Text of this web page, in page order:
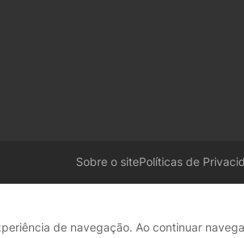
Sobre o sitePolíticas de
de navegação. Ao continuar